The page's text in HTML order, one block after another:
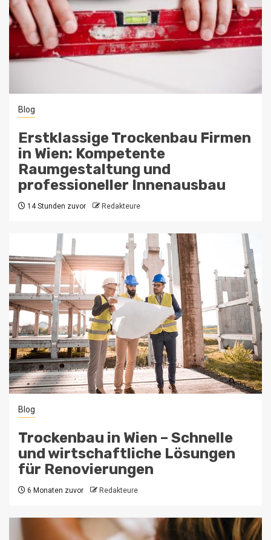
Blog
Erstklassige Trockenbau Firmen
in Wien: Kompetente
Raumgestaltung und
professioneller Innenausbau
14 Stunden zuvor Redakteure
Blog
Trockenbau in Wien – Schnelle
und wirtschaftliche Lösungen
für Renovierungen
6 Monaten zuvor Redakteure